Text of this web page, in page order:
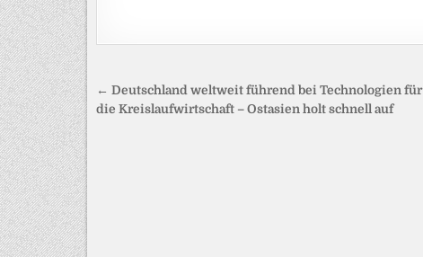
Beitragsnavigation
← Deutschland weltweit führend bei Technologien für
die Kreislaufwirtschaft – Ostasien holt schnell auf